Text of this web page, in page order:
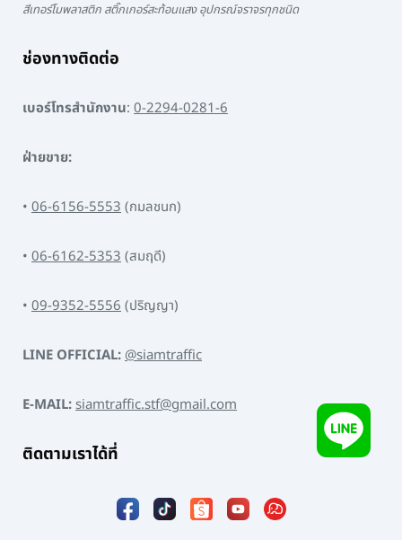
สีเทอร์โมพลาสติก สติ๊กเกอร์สะท้อนแสง อุปกรณ์จราจรทุกชนิด
ช่องทางติดต่อ
เบอร์โทรสำนักงาน: 0-2294-0281-6
ฝ่ายขาย:
• 06-6156-5553(กมลชนก)
• 06-6162-5353(สมฤดี)
• 09-9352-5556(ปริญญา)
LINE OFFICIAL:@siamtraffic
E-MAIL:siamtraffic.stf@gmail.com
ติดตามเราได้ที่